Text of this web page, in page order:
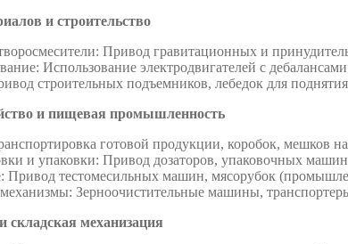
и строительство
Привод гравитационных и
Использование электродвигателей с
строительных подъемников, лебедок для
и пищевая промышленность
готовой продукции, коробок, мешков
и упаковки: Привод дозаторов, упаковочных
Привод тестомесильных машин, мясорубок
Зерноочистительные машины,
складская механизация